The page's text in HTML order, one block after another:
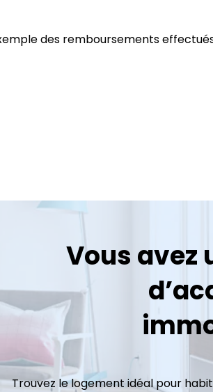
des remboursements
Vous avez
Trouvez le logement idéal pour